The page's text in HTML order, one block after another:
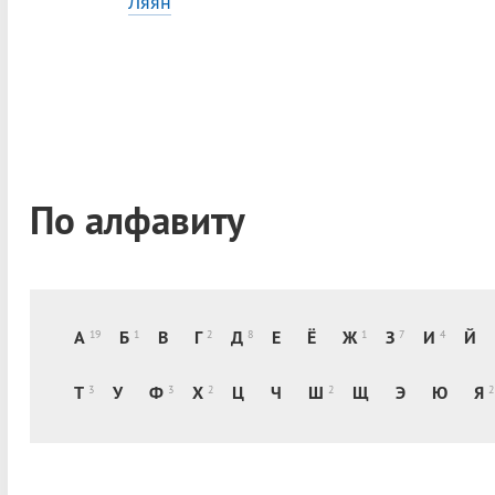
По алфавиту
А 19 Б 1 В Г 2 Д 8 Е Ё Ж 1 З 7 И 4 Й
Т 3 У Ф 3 Х 2 Ц Ч Ш 2 Щ Э Ю Я 2